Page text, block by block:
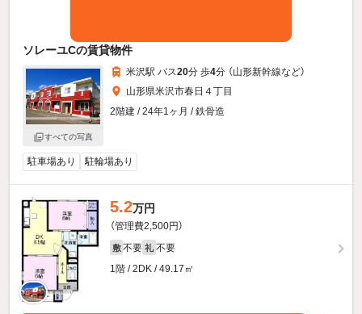
ソレーユCの賃貸物件
すべての写真
米沢駅 バス20分 歩4分 （山形新幹線など）
山形県米沢市春日４丁目
2階建 / 24年1ヶ月 / 鉄骨造
駐車場あり 駐輪場あり
5.2万円
（管理費2,500円）
敷 不要 礼 不要
1階 / 2DK / 49.17㎡